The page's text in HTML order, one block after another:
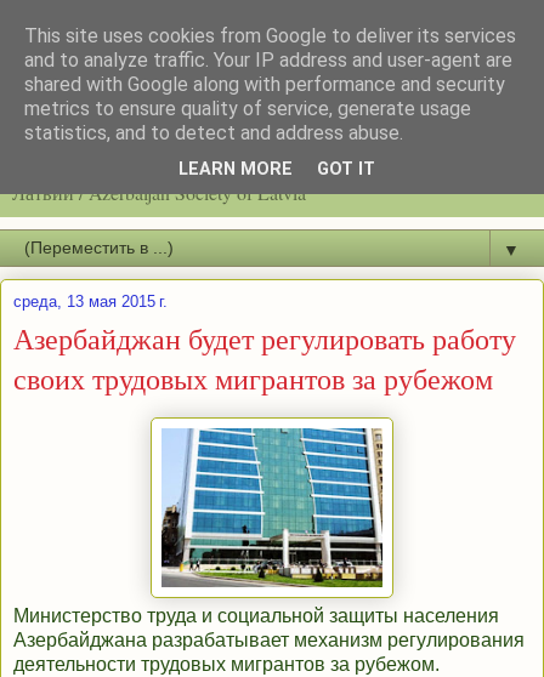
Latvijas azerbaidžāņu biedrību / Общество азербайджанцев
Латвии / Azerbaijan Society of Latvia
▼
среда, 13 мая 2015 г.
Азербайджан будет регулировать работу
своих трудовых мигрантов за рубежом
Министерство труда и социальной защиты населения
Азербайджана разрабатывает механизм регулирования
деятельности трудовых мигрантов за рубежом.
This site uses cookies from Google to deliver its services
and to analyze traffic. Your IP address and user-agent are
shared with Google along with performance and security
metrics to ensure quality of service, generate usage
statistics, and to detect and address abuse.
LEARN MORE GOT IT